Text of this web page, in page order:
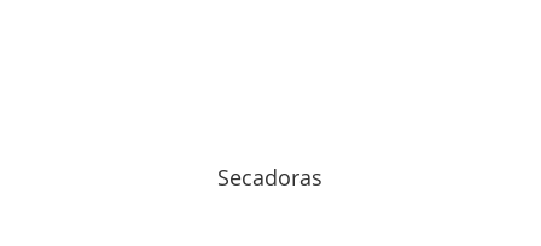
Secadoras